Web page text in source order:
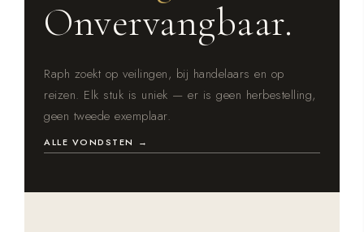
Onvervangbaar.
Raph zoekt op veilingen, bij handelaars en op
reizen. Elk stuk is uniek — er is geen herbestelling,
geen tweede exemplaar.
ALLE VONDSTEN →